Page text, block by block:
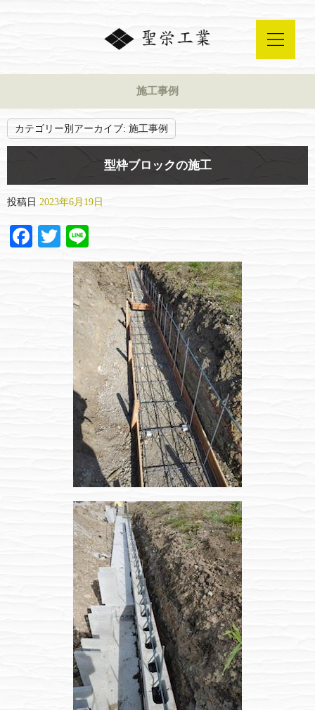
施工事例
カテゴリー別アーカイブ: 施工事例
型枠ブロックの施工
投稿日 2023年6月19日
Facebook
Twitter